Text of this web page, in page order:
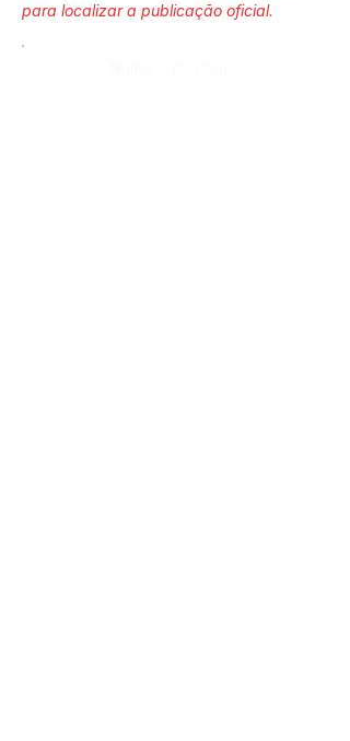
para localizar a publicação oficial.